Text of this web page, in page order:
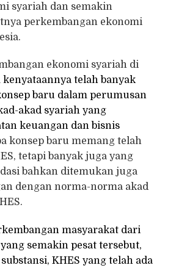
syariah dan semakin
perkembangan ekonomi
ekonomi syariah di
kenyataannya telah banyak
baru dalam perumusan
akad syariah yang
keuangan dan bisnis
konsep baru memang telah
tetapi banyak juga yang
bahkan ditemukan juga
dengan norma-norma akad
masyarakat dari
semakin pesat tersebut,
KHES yang telah ada